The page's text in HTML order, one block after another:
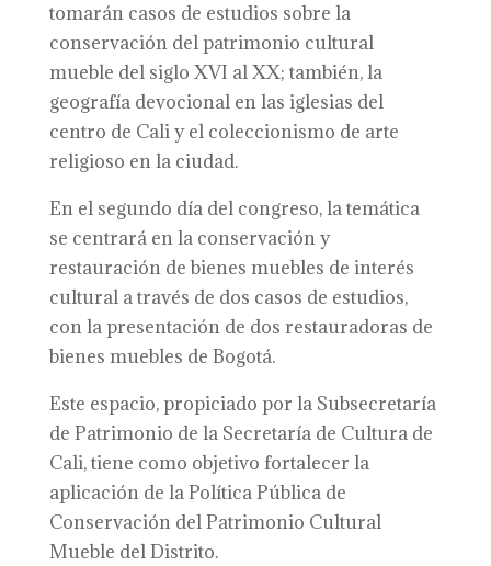
tomarán casos de estudios sobre la
conservación del patrimonio cultural
mueble del siglo XVI al XX; también, la
geografía devocional en las iglesias del
centro de Cali y el coleccionismo de arte
religioso en la ciudad.
En el segundo día del congreso, la temática
se centrará en la conservación y
restauración de bienes muebles de interés
cultural a través de dos casos de estudios,
con la presentación de dos restauradoras de
bienes muebles de Bogotá.
Este espacio, propiciado por la Subsecretaría
de Patrimonio de la Secretaría de Cultura de
Cali, tiene como objetivo fortalecer la
aplicación de la Política Pública de
Conservación del Patrimonio Cultural
Mueble del Distrito.